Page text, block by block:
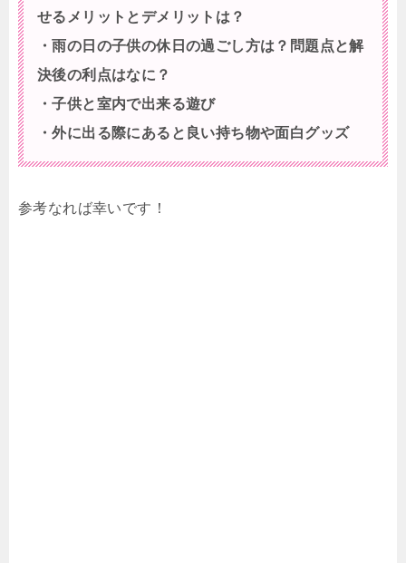
せるメリットとデメリットは？
・雨の日の子供の休日の過ごし方は？問題点と解
決後の利点はなに？
・子供と室内で出来る遊び
・外に出る際にあると良い持ち物や面白グッズ
参考なれば幸いです！